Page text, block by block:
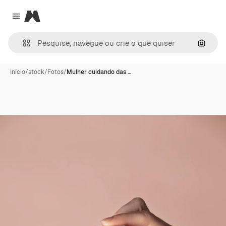
Close menu
Magnific
Início/stock/Fotos/Mulher cuidando das …